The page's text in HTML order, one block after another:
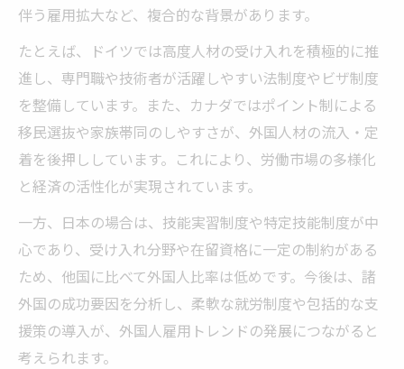
伴う雇用拡大など、複合的な背景があります。
たとえば、ドイツでは高度人材の受け入れを積極的に推
進し、専門職や技術者が活躍しやすい法制度やビザ制度
を整備しています。また、カナダではポイント制による
移民選抜や家族帯同のしやすさが、外国人材の流入・定
着を後押ししています。これにより、労働市場の多様化
と経済の活性化が実現されています。
一方、日本の場合は、技能実習制度や特定技能制度が中
心であり、受け入れ分野や在留資格に一定の制約がある
ため、他国に比べて外国人比率は低めです。今後は、諸
外国の成功要因を分析し、柔軟な就労制度や包括的な支
援策の導入が、外国人雇用トレンドの発展につながると
考えられます。